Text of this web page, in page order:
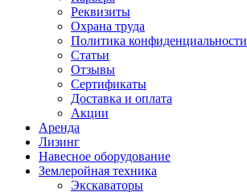
Реквизиты
Охрана труда
Политика конфиденциальности
Статьи
Отзывы
Сертификаты
Доставка и оплата
Акции
Аренда
Лизинг
Навесное оборудование
Землеройная техника
Экскаваторы